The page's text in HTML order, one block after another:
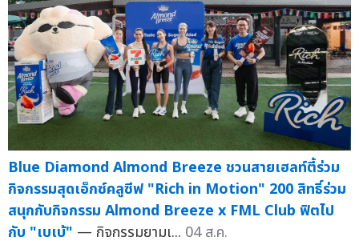
Blue Diamond Almond Breeze ชวนสายเฮลท์ตี้ร่วม
กิจกรรมสุดเอ็กซ์คลูซีฟ "Rich in Motion" 200 สิทธิ์ร่วม
สนุกกับกิจกรรม Almond Breeze x FML Club ฟิตไป
กับ "เบเบ้" — กิจกรรมยามเ... 04 ส.ค.